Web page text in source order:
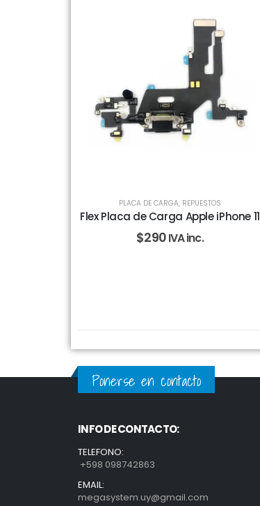
PLACA DE CARGA, REPUESTOS
Flex Placa de Carga Apple iPhone 11
$290IVA inc.
Ponerse en contacto
INFO DE CONTACTO:
TELEFONO:
+598 098742863
EMAIL:
megasystem.uy@gmail.com